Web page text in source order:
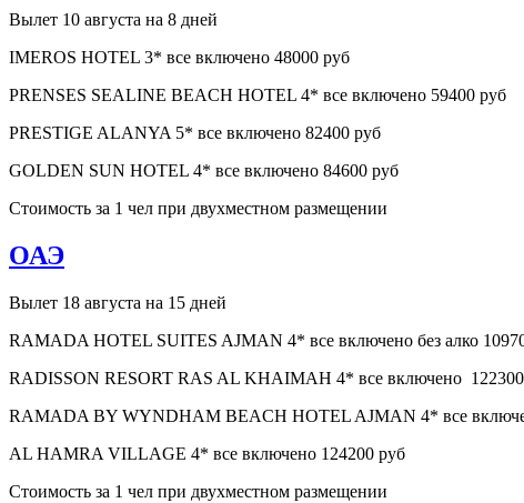
Вылет 10 августа на 8 дней
IMEROS HOTEL 3* все включено 48000 руб
PRENSES SEALINE BEACH HOTEL 4* все включено 59400 руб
PRESTIGE ALANYA 5* все включено 82400 руб
GOLDEN SUN HOTEL 4* все включено 84600 руб
Стоимость за 1 чел при двухместном размещении
ОАЭ
Вылет 18 августа на 15 дней
RAMADA HOTEL SUITES AJMAN 4* все включено без алко
RADISSON RESORT RAS AL KHAIMAH 4* все включено
RAMADA BY WYNDHAM BEACH HOTEL AJMAN 4* все
AL HAMRA VILLAGE 4* все включено 124200 руб
Стоимость за 1 чел при двухместном размещении